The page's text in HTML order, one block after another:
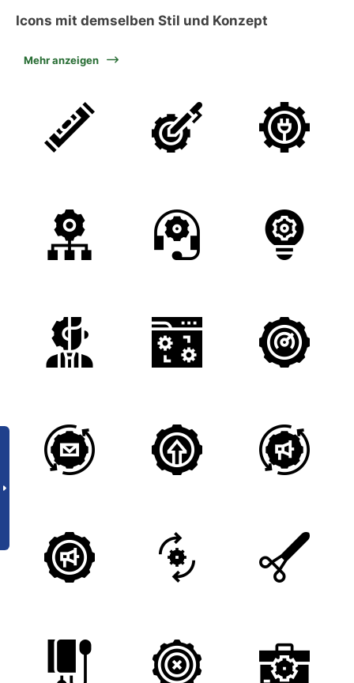
Icons mit demselben Stil und Konzept
Mehr anzeigen